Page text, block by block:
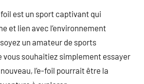
est un sport captivant qui
et lien avec l’environnement
un amateur de sports
vous souhaitiez simplement essayer
l’e-foil pourrait être la